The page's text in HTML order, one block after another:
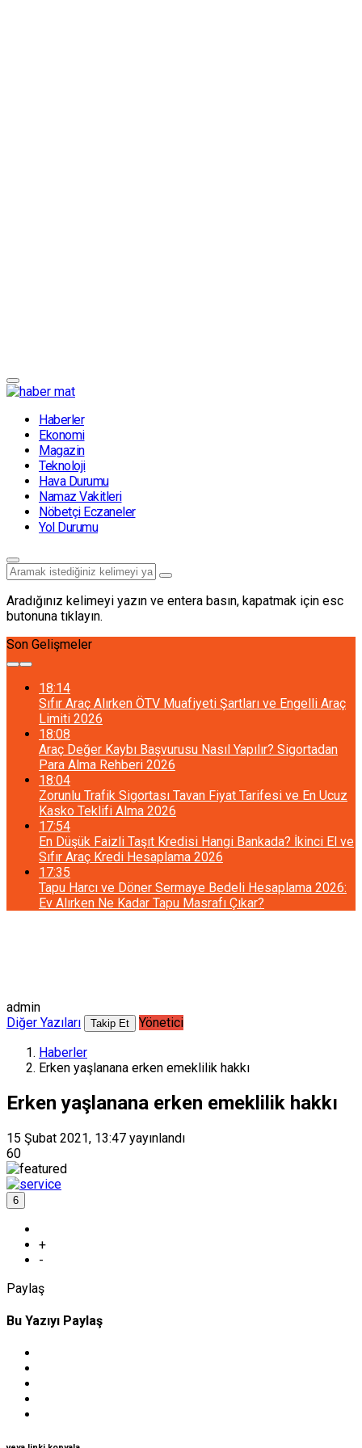
Haberler
Ekonomi
Magazin
Teknoloji
Hava Durumu
Namaz Vakitleri
Nöbetçi Eczaneler
Yol Durumu
Aradığınız kelimeyi yazın ve entera basın, kapatmak için esc
butonuna tıklayın.
Son Gelişmeler
18:14
Sıfır Araç Alırken ÖTV Muafiyeti Şartları ve Engelli Araç
Limiti 2026
18:08
Araç Değer Kaybı Başvurusu Nasıl Yapılır? Sigortadan
Para Alma Rehberi 2026
18:04
Zorunlu Trafik Sigortası Tavan Fiyat Tarifesi ve En Ucuz
Kasko Teklifi Alma 2026
17:54
En Düşük Faizli Taşıt Kredisi Hangi Bankada? İkinci El ve
Sıfır Araç Kredi Hesaplama 2026
17:35
Tapu Harcı ve Döner Sermaye Bedeli Hesaplama 2026:
Ev Alırken Ne Kadar Tapu Masrafı Çıkar?
admin
Diğer Yazıları
Takip Et
Yönetici
Haberler
Erken yaşlanana erken emeklilik hakkı
Erken yaşlanana erken emeklilik hakkı
15 Şubat 2021, 13:47 yayınlandı
60
6
+
-
Paylaş
Bu Yazıyı Paylaş